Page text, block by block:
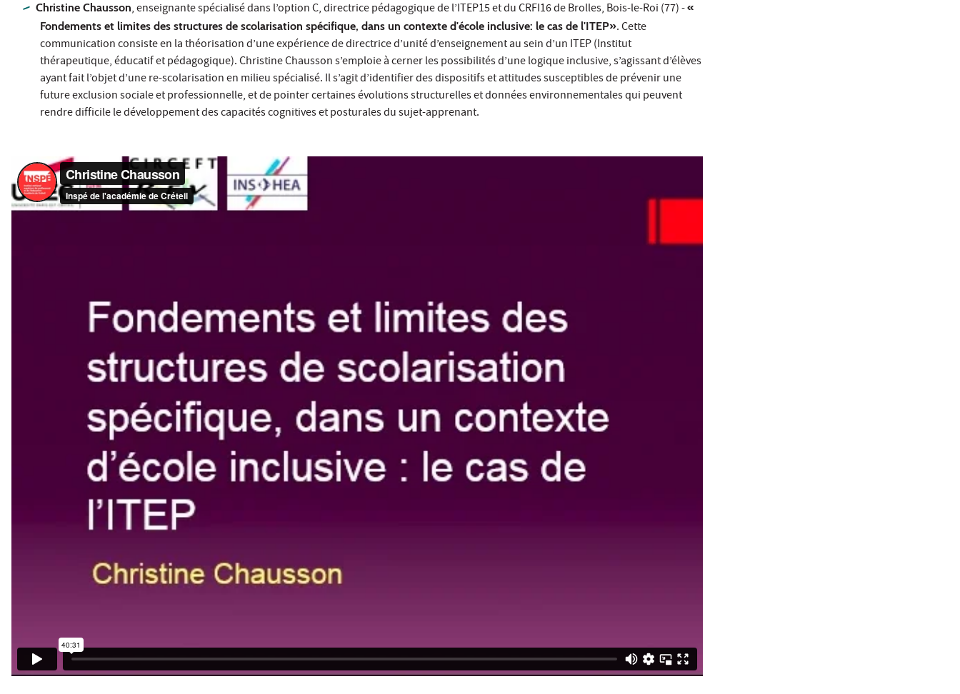
Christine Chausson, enseignante spécialisé dans l’option C, directrice pédagogique de l’ITEP15 et du CRFI16 de Brolles, Bois-le-Roi (77) -«
Fondements et limites des structures de scolarisation spécifique, dans un contexte d'école inclusive: le cas de l'ITEP». Cette
communication consiste en la théorisation d’une expérience de directrice d’unité d’enseignement au sein d’un ITEP (Institut
thérapeutique, éducatif et pédagogique). Christine Chausson s’emploie à cerner les possibilités d’une logique inclusive, s’agissant d’élèves
ayant fait l’objet d’une re-scolarisation en milieu spécialisé. Il s’agit d’identifier des dispositifs et attitudes susceptibles de prévenir une
future exclusion sociale et professionnelle, et de pointer certaines évolutions structurelles et données environnementales qui peuvent
rendre difficile le développement des capacités cognitives et posturales du sujet-apprenant.